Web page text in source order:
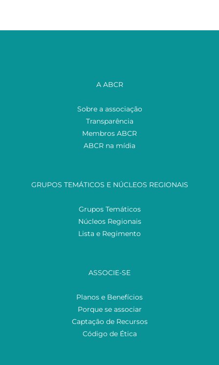
A ABCR
Sobre a associação
Transparência
Membros ABCR
ABCR na mídia
GRUPOS TEMÁTICOS E NÚCLEOS REGIONAIS
Grupos Temáticos
Núcleos Regionais
Lista e Regimento
ASSOCIE-SE
Planos e Benefícios
Porque se associar
Captação de Recursos
Código de Ética